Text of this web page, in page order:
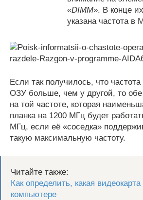
«DIMM». В конце
указана частота в
Если так получилось, что
ОЗУ больше, чем у другой, то обе
на той частоте, которая
планка на 1200 МГц будет
МГц, если её «соседка»
такую максимальную частоту.
Читайте также:
Как определить, какая
компьютере